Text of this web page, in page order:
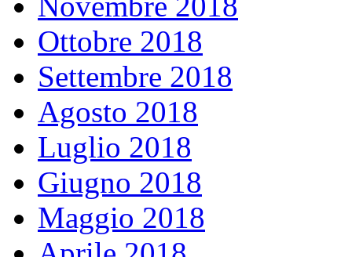
Ottobre 2018
Settembre 2018
Agosto 2018
Luglio 2018
Giugno 2018
Maggio 2018